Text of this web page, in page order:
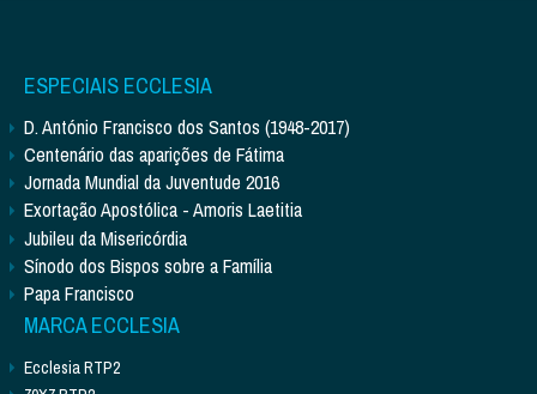
ESPECIAIS ECCLESIA
D. António Francisco dos Santos (1948-2017)
Centenário das aparições de Fátima
Jornada Mundial da Juventude 2016
Exortação Apostólica - Amoris Laetitia
Jubileu da Misericórdia
Sínodo dos Bispos sobre a Família
Papa Francisco
MARCA ECCLESIA
Ecclesia RTP2